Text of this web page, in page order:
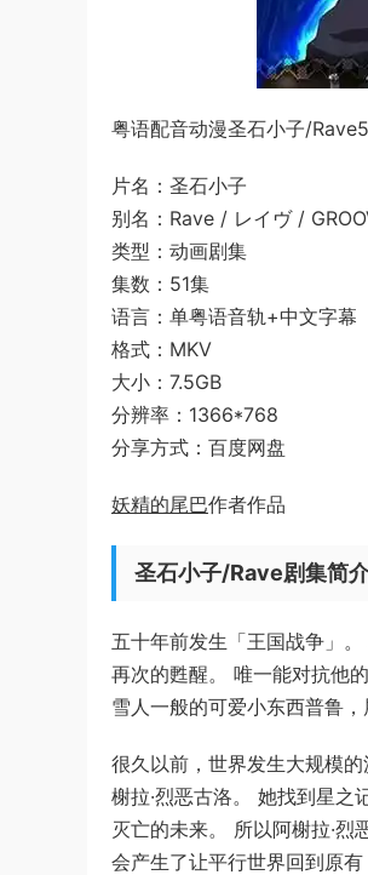
粤语配音动漫圣石小子/
片名：圣石小子
别名：Rave / レイヴ /
类型：动画剧集
集数：51集
语言：单粤语音轨+中文字幕
格式：MKV
大小：7.5GB
分辨率：1366*768
分享方式：百度网盘
妖精的尾巴作者作品
圣石小子/Rave剧集简
五十年前发生「王国战争」
再次的甦醒。 唯一能对抗他
雪人一般的可爱小东西普鲁，
很久以前，世界发生大规模
榭拉·烈恶古洛。 她找到星
灭亡的未来。 所以阿榭拉·
会产生了让平行世界回到原